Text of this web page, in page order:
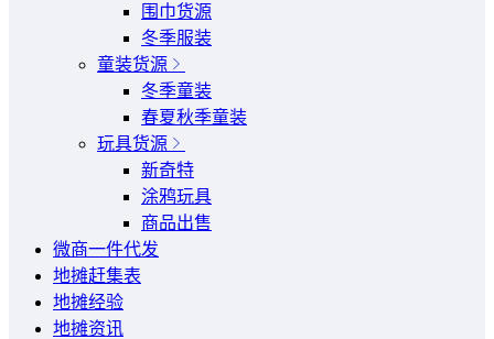
围巾货源
冬季服装
童装货源
冬季童装
春夏秋季童装
玩具货源
新奇特
涂鸦玩具
商品出售
微商一件代发
地摊赶集表
地摊经验
地摊资讯